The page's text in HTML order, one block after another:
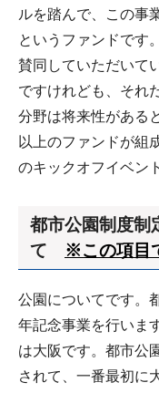
ルを踏んで、この事
というファンドです
賛同していただいて
ですけれども、それ
分野は将来性がある
以上のファンドが組
のキックオフイベン
都市公園制度制
て ※この項目
公園についてです。
年記念事業を行いま
は大阪です。都市公
されて、一番最初に